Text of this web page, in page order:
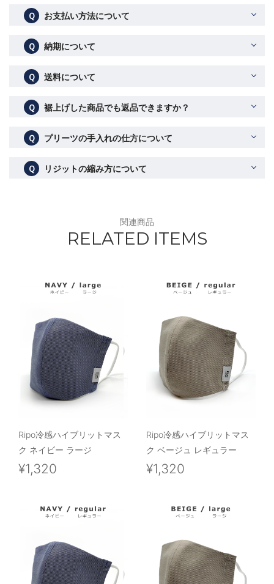
Ｑ お支払い方法について
Ｑ 納期について
Ｑ 送料について
Ｑ 裾上げした商品でも返品できますか？
Ｑ プリーツの手入れの仕方について
Ｑ リジットの縮み方について
関連商品
RELATED ITEMS
Ripo冷感ハイブリットマス
ク ネイビー ラージ
¥1,320
Ripo冷感ハイブリットマス
ク ベージュ レギュラー
¥1,320